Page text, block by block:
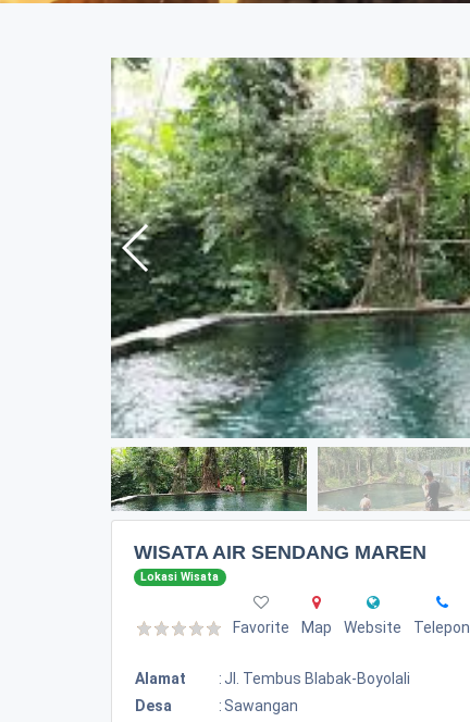
WISATA AIR SENDANG MAREN
Lokasi Wisata
Favorite Map Website Telepon
Alamat : Jl. Tembus Blabak-Boyolali
Desa
: Sawangan